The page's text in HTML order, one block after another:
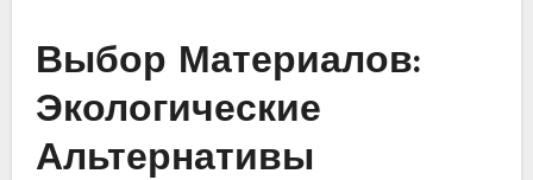
Выбор Материалов:
Экологические
Альтернативы